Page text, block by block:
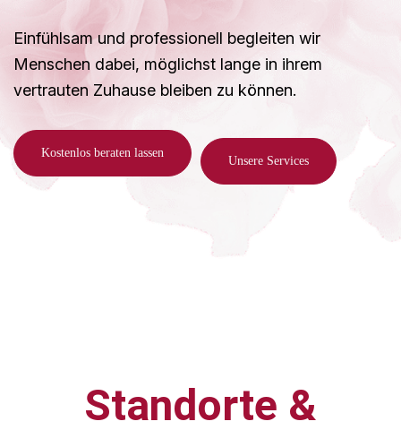
Einfühlsam und professionell begleiten wir
Menschen dabei, möglichst lange in ihrem
vertrauten Zuhause bleiben zu können.
Kostenlos beraten lassen
Unsere Services
Standorte &